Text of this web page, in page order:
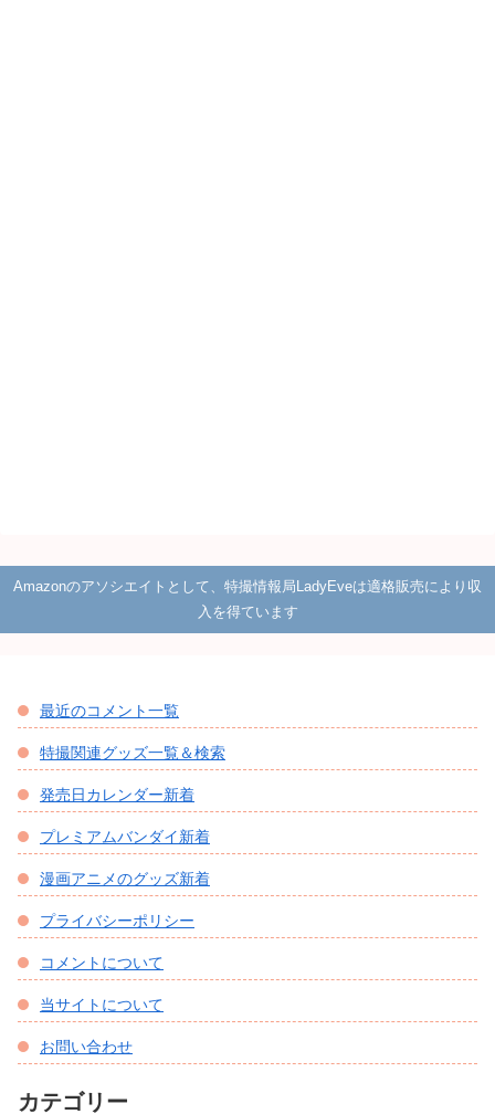
Amazonのアソシエイトとして、特撮情報局LadyEveは適格販売により収
入を得ています
最近のコメント一覧
特撮関連グッズ一覧＆検索
発売日カレンダー新着
プレミアムバンダイ新着
漫画アニメのグッズ新着
プライバシーポリシー
コメントについて
当サイトについて
お問い合わせ
カテゴリー